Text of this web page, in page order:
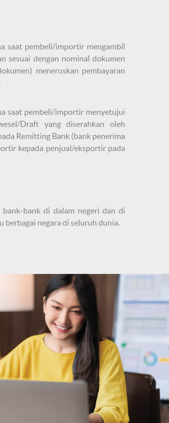
saat pembeli/importir mengambil
sesuai dengan nominal dokumen
meneruskan pembayaran
saat pembeli/importir menyetujui
Draft yang diserahkan oleh
Remitting Bank (bank penerima
kepada penjual/eksportir pada
bank di dalam negeri dan di
berbagai negara di seluruh dunia.